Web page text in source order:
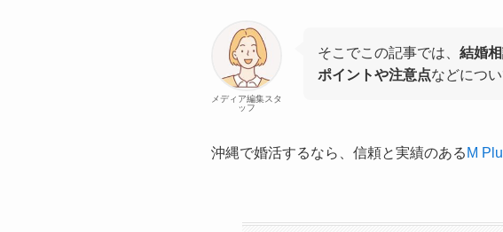
メディア編集スタ
ッフ
そこでこの記事では、 結婚
ポイントや注意点などにつ
沖縄で婚活するなら、信頼と実績のある M